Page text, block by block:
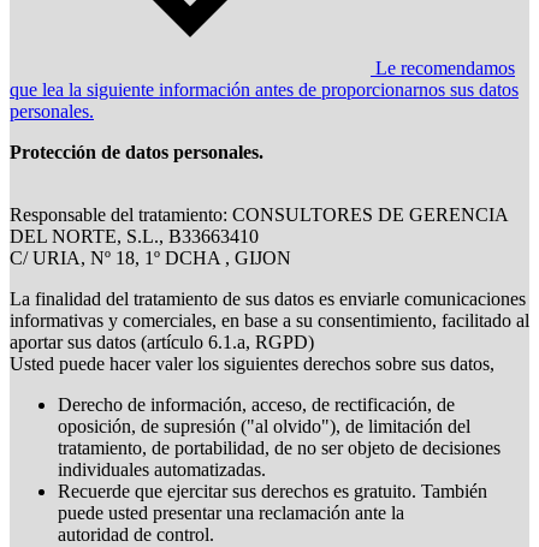
Le recomendamos
que lea la siguiente información antes de proporcionarnos sus datos
personales.
Protección de datos personales.
Responsable del tratamiento: CONSULTORES DE GERENCIA
DEL NORTE, S.L., B33663410
C/ URIA, Nº 18, 1º DCHA , GIJON
La finalidad del tratamiento de sus datos es enviarle comunicaciones
informativas y comerciales, en base a su consentimiento, facilitado al
aportar sus datos (artículo 6.1.a, RGPD)
Usted puede hacer valer los siguientes derechos sobre sus datos,
Derecho de información, acceso, de rectificación, de
oposición, de supresión ("al olvido"), de limitación del
tratamiento, de portabilidad, de no ser objeto de decisiones
individuales automatizadas.
Recuerde que ejercitar sus derechos es gratuito. También
puede usted presentar una reclamación ante la
autoridad de control.